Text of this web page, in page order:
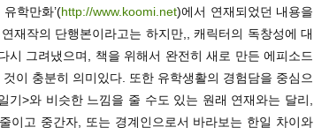
학만화’(http://www.koomi.net)에서 연재되었던 내용을
재작의 단행본이라고는 하지만,, 캐릭터의 독창성에 대
시 그려냈으며, 책을 위해서 완전히 새로 만든 에피소드
이 충분히 의미있다. 또한 유학생활의 경험담을 중심으
기>와 비슷한 느낌을 줄 수도 있는 원래 연재와는 달리,
이고 중간자, 또는 경계인으로서 바라보는 한일 차이와